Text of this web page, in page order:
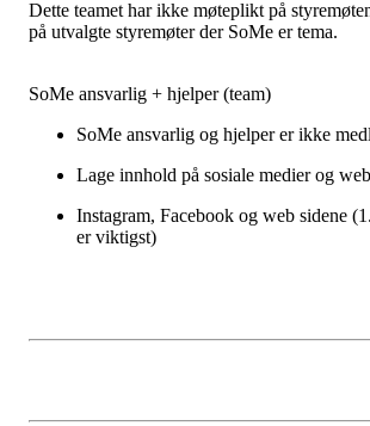
Dette teamet har ikke møteplikt på
på utvalgte styremøter der SoMe er tema.
SoMe ansvarlig + hjelper (team)
SoMe ansvarlig og hjelper er ikke
Lage innhold på sosiale medier og
Instagram, Facebook og web sidene
er viktigst)